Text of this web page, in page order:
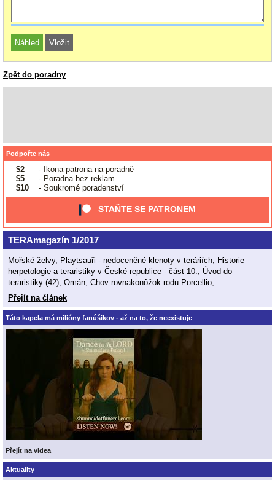
Zpět do poradny
Podpořte nás
$2
- Ikona patrona na poradně
$5
- Poradna bez reklam
$10
- Soukromé poradenství
STAŇTE SE PATRONEM
TERAmagazín 1/2017
Mořské želvy, Playtsauři - nedoceněné klenoty v teráriích, Historie
herpetologie a teraristiky v České republice - část 10., Úvod do
teraristiky (42), Omán, Chov rovnakonôžok rodu Porcellio;
Přejít na článek
Táto kapela má milióny fanúšikov - až na to, že neexistuje
Přejít na videa
Aktuality